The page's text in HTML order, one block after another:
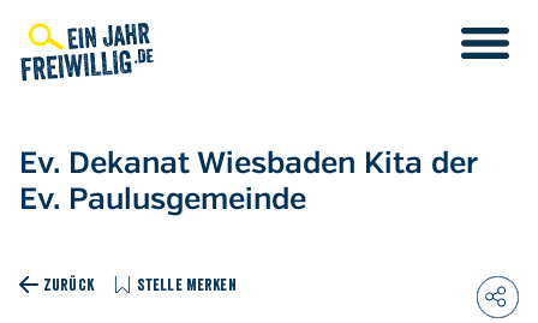
zum
Inhalt
Ev. Dekanat Wiesbaden Kita der
Ev. Paulusgemeinde
ZURÜCK STELLE MERKEN